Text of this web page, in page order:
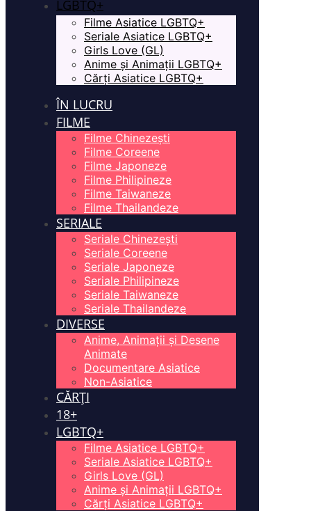
LGBTQ+
Filme Asiatice LGBTQ+
Seriale Asiatice LGBTQ+
Girls Love (GL)
Anime și Animații LGBTQ+
Cărți Asiatice LGBTQ+
ÎN LUCRU
FILME
Filme Chinezești
Filme Coreene
Filme Japoneze
Filme Philipineze
Filme Taiwaneze
Filme Thailandeze
SERIALE
Seriale Chinezești
Seriale Coreene
Seriale Japoneze
Seriale Philipineze
Seriale Taiwaneze
Seriale Thailandeze
DIVERSE
Anime, Animații și Desene
Animate
Documentare Asiatice
Non-Asiatice
CĂRȚI
18+
LGBTQ+
Filme Asiatice LGBTQ+
Seriale Asiatice LGBTQ+
Girls Love (GL)
Anime și Animații LGBTQ+
Cărți Asiatice LGBTQ+